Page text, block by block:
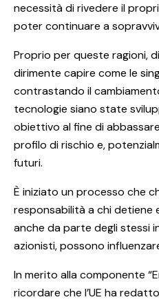
necessità di rivedere il
poter continuare a
Proprio per queste ragioni,
dirimente capire come le
contrastando il
tecnologie siano state
obiettivo al fine di
profilo di rischio e,
futuri.
È iniziato un processo che
responsabilità a chi detiene
anche da parte degli stessi
azionisti, possono
In merito alla componente
ricordare che l’UE ha